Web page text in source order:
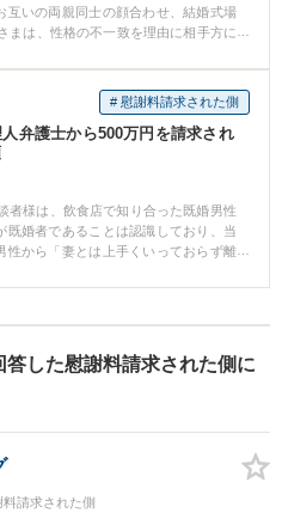
互いの両親同士の顔合わせ、結婚式場
まは、性格の不一致を理由に相手方に
】 法的に「婚約」が成立していないと
された。 【先生のコメント】 婚約破棄
ためには、法的に「婚約」が成立して
の成否は、諸事情を総合考慮して判断
婚約指輪・結婚指輪の購入・予約 ②両
約 など、結婚を前提とした客観的か
約」の成立が認められる可能性は低
ないにもかかわらず、結婚の約束をし
ってしまった事例も散見されるので、
れた場合には、法的に「婚約」の成否
# 慰謝料請求された側
弁護士から500万円を請求され
者様は、飲食店で知り合った既婚男性
既婚者であることは認識しており、当
性から「妻とは上手くいっておらず離
相手男性の配偶者に発覚し、弁護士を
談後、減額の可能性が高いと判断しそ
だくことになりました。約3ヶ月間の
円の減額となり、求償権を放棄する
した慰謝料請求された側に
料請求された側